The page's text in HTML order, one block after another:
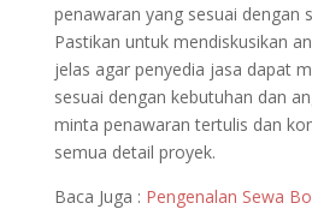
penawaran yang sesuai dengan
Pastikan untuk mendiskusikan
jelas agar penyedia jasa dapat
sesuai dengan kebutuhan dan
minta penawaran tertulis dan
semua detail proyek.
Baca Juga : Pengenalan Sewa